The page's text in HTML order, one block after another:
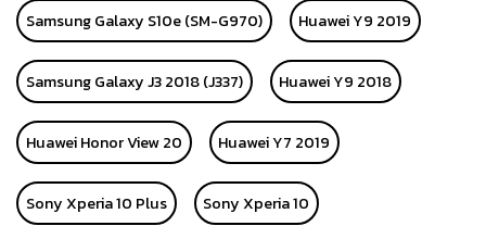
Samsung Galaxy S10e (SM-G970) Huawei Y9 2019
Samsung Galaxy J3 2018 (J337) Huawei Y9 2018
Huawei Honor View 20 Huawei Y7 2019
Sony Xperia 10 Plus Sony Xperia 10